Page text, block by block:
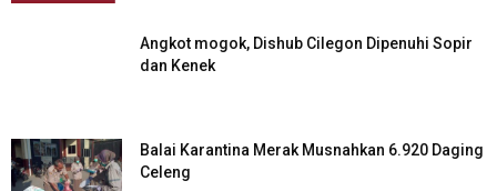
Angkot mogok, Dishub Cilegon Dipenuhi Sopir
dan Kenek
Balai Karantina Merak Musnahkan 6.920 Daging
Celeng